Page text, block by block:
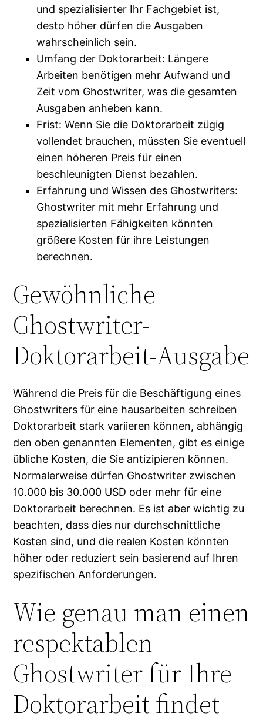
und spezialisierter Ihr Fachgebiet ist,
desto höher dürfen die Ausgaben
wahrscheinlich sein.
Umfang der Doktorarbeit: Längere
Arbeiten benötigen mehr Aufwand und
Zeit vom Ghostwriter, was die gesamten
Ausgaben anheben kann.
Frist: Wenn Sie die Doktorarbeit zügig
vollendet brauchen, müssten Sie eventuell
einen höheren Preis für einen
beschleunigten Dienst bezahlen.
Erfahrung und Wissen des Ghostwriters:
Ghostwriter mit mehr Erfahrung und
spezialisierten Fähigkeiten könnten
größere Kosten für ihre Leistungen
berechnen.
Gewöhnliche
Ghostwriter-
Doktorarbeit-Ausgabe
Während die Preis für die Beschäftigung eines
Ghostwriters für eine hausarbeiten schreiben
Doktorarbeit stark variieren können, abhängig
den oben genannten Elementen, gibt es einige
übliche Kosten, die Sie antizipieren können.
Normalerweise dürfen Ghostwriter zwischen
10.000 bis 30.000 USD oder mehr für eine
Doktorarbeit berechnen. Es ist aber wichtig zu
beachten, dass dies nur durchschnittliche
Kosten sind, und die realen Kosten könnten
höher oder reduziert sein basierend auf Ihren
spezifischen Anforderungen.
Wie genau man einen
respektablen
Ghostwriter für Ihre
Doktorarbeit findet